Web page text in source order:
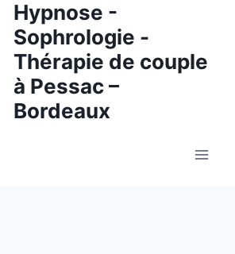
Hypnose -
Sophrologie -
Thérapie de couple
à Pessac –
Bordeaux